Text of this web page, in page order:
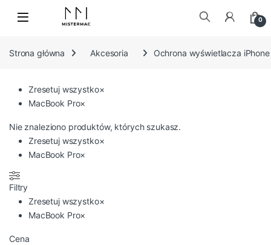
Skip to navigation
0
Strona główna
Akcesoria Ochrona wyświetlacza iPhone
Zresetuj wszystko×
MacBook Pro×
Nie znaleziono produktów, których szukasz.
Zresetuj wszystko×
MacBook Pro×
Filtry
Zresetuj wszystko×
MacBook Pro×
Cena